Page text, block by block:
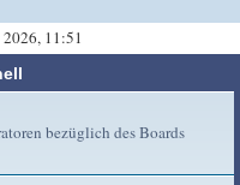
11:51
bezüglich des Boards